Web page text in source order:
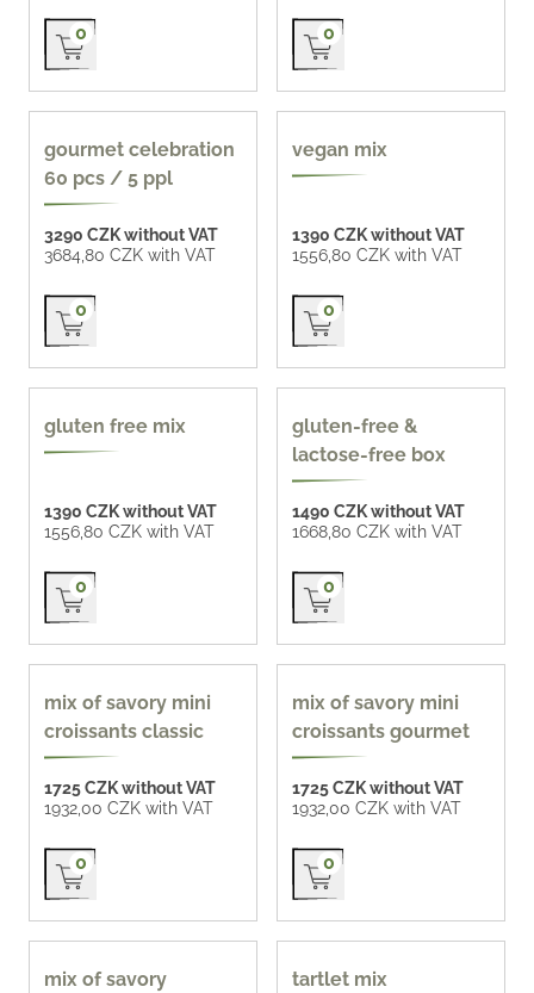
Přidat do košíku
0 Přidat do košíku
0
gourmet celebration
60 pcs / 5 ppl
3290 CZK without VAT
3684,80 CZK with VAT
Přidat do košíku
0
vegan mix
1390 CZK without VAT
1556,80 CZK with VAT
Přidat do košíku
0
gluten-free
gluten free mix
1390 CZK without VAT
1556,80 CZK with VAT
Přidat do košíku
0
gluten-free, lactose-
free
gluten-free &
lactose-free box
1490 CZK without VAT
1668,80 CZK with VAT
Přidat do košíku
0
homemade 77 CZK /
mix of savory mini
croissants classic
1725 CZK without VAT
1932,00 CZK with VAT
Přidat do košíku
0
homemade 77 CZK /
mix of savory mini
croissants gourmet
1725 CZK without VAT
1932,00 CZK with VAT
Přidat do košíku
0
mix of savory
popular
tartlet mix